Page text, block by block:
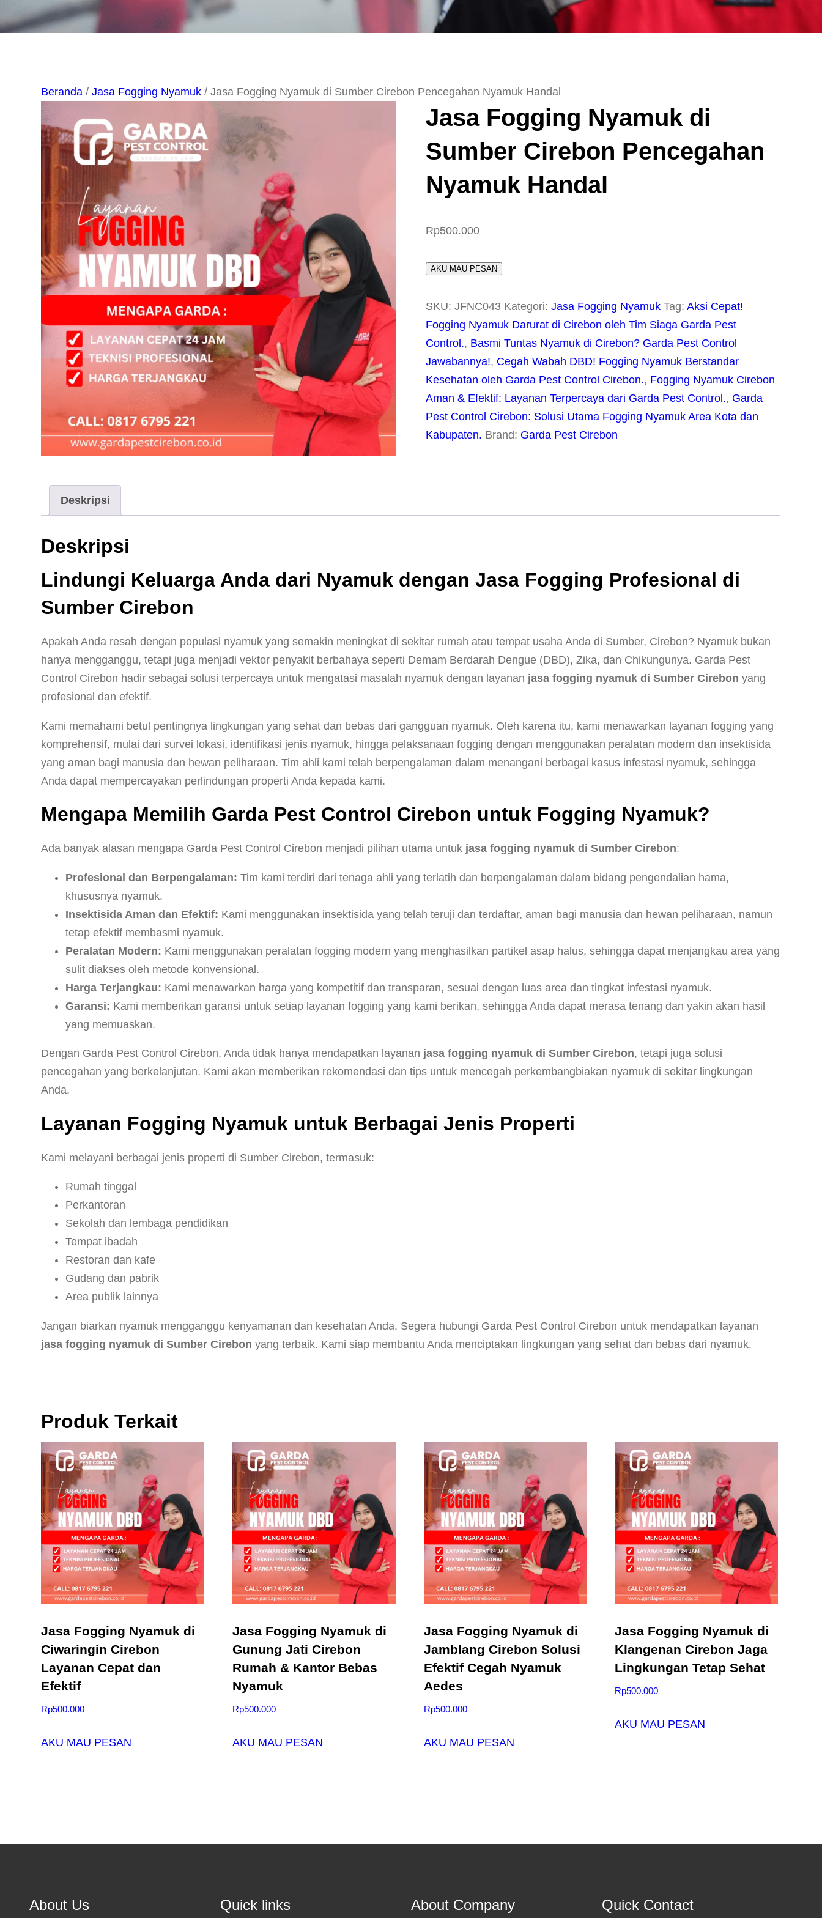
Beranda /Jasa Fogging Nyamuk / Jasa Fogging Nyamuk di Sumber Cirebon Pencegahan Nyamuk Handal
Jasa Fogging Nyamuk di
Sumber Cirebon Pencegahan
Nyamuk Handal
Rp500.000
AKU MAU PESAN
SKU:JFNC043 Kategori:Jasa Fogging Nyamuk Tag:Aksi Cepat!
Fogging Nyamuk Darurat di Cirebon oleh Tim Siaga Garda Pest
Control., Basmi Tuntas Nyamuk di Cirebon? Garda Pest Control
Jawabannya!, Cegah Wabah DBD! Fogging Nyamuk Berstandar
Kesehatan oleh Garda Pest Control Cirebon., Fogging Nyamuk Cirebon
Aman & Efektif: Layanan Terpercaya dari Garda Pest Control., Garda
Pest Control Cirebon: Solusi Utama Fogging Nyamuk Area Kota dan
Kabupaten. Brand: Garda Pest Cirebon
Deskripsi
Deskripsi
Lindungi Keluarga Anda dari Nyamuk dengan Jasa Fogging Profesional di
Sumber Cirebon
Apakah Anda resah dengan populasi nyamuk yang semakin meningkat di sekitar rumah atau tempat usaha Anda di Sumber, Cirebon? Nyamuk bukan
hanya mengganggu, tetapi juga menjadi vektor penyakit berbahaya seperti Demam Berdarah Dengue (DBD), Zika, dan Chikungunya. Garda Pest
Control Cirebon hadir sebagai solusi terpercaya untuk mengatasi masalah nyamuk dengan layanan jasa fogging nyamuk di Sumber Cirebon yang
profesional dan efektif.
Kami memahami betul pentingnya lingkungan yang sehat dan bebas dari gangguan nyamuk. Oleh karena itu, kami menawarkan layanan fogging yang
komprehensif, mulai dari survei lokasi, identifikasi jenis nyamuk, hingga pelaksanaan fogging dengan menggunakan peralatan modern dan insektisida
yang aman bagi manusia dan hewan peliharaan. Tim ahli kami telah berpengalaman dalam menangani berbagai kasus infestasi nyamuk, sehingga
Anda dapat mempercayakan perlindungan properti Anda kepada kami.
Mengapa Memilih Garda Pest Control Cirebon untuk Fogging Nyamuk?
Ada banyak alasan mengapa Garda Pest Control Cirebon menjadi pilihan utama untuk jasa fogging nyamuk di Sumber Cirebon:
Profesional dan Berpengalaman: Tim kami terdiri dari tenaga ahli yang terlatih dan berpengalaman dalam bidang pengendalian hama,
khususnya nyamuk.
Insektisida Aman dan Efektif: Kami menggunakan insektisida yang telah teruji dan terdaftar, aman bagi manusia dan hewan peliharaan, namun
tetap efektif membasmi nyamuk.
Peralatan Modern: Kami menggunakan peralatan fogging modern yang menghasilkan partikel asap halus, sehingga dapat menjangkau area yang
sulit diakses oleh metode konvensional.
Harga Terjangkau: Kami menawarkan harga yang kompetitif dan transparan, sesuai dengan luas area dan tingkat infestasi nyamuk.
Garansi: Kami memberikan garansi untuk setiap layanan fogging yang kami berikan, sehingga Anda dapat merasa tenang dan yakin akan hasil
yang memuaskan.
Dengan Garda Pest Control Cirebon, Anda tidak hanya mendapatkan layanan jasa fogging nyamuk di Sumber Cirebon, tetapi juga solusi
pencegahan yang berkelanjutan. Kami akan memberikan rekomendasi dan tips untuk mencegah perkembangbiakan nyamuk di sekitar lingkungan
Anda.
Layanan Fogging Nyamuk untuk Berbagai Jenis Properti
Kami melayani berbagai jenis properti di Sumber Cirebon, termasuk:
Rumah tinggal
Perkantoran
Sekolah dan lembaga pendidikan
Tempat ibadah
Restoran dan kafe
Gudang dan pabrik
Area publik lainnya
Jangan biarkan nyamuk mengganggu kenyamanan dan kesehatan Anda. Segera hubungi Garda Pest Control Cirebon untuk mendapatkan layanan
jasa fogging nyamuk di Sumber Cirebon yang terbaik. Kami siap membantu Anda menciptakan lingkungan yang sehat dan bebas dari nyamuk.
Produk Terkait
Jasa Fogging Nyamuk di
Ciwaringin Cirebon
Layanan Cepat dan
Efektif
Rp500.000
AKU MAU PESAN
Jasa Fogging Nyamuk di
Gunung Jati Cirebon
Rumah & Kantor Bebas
Nyamuk
Rp500.000
AKU MAU PESAN
Jasa Fogging Nyamuk di
Jamblang Cirebon Solusi
Efektif Cegah Nyamuk
Aedes
Rp500.000
AKU MAU PESAN
Jasa Fogging Nyamuk di
Klangenan Cirebon Jaga
Lingkungan Tetap Sehat
Rp500.000
AKU MAU PESAN
About Us Quick links About Company Quick Contact